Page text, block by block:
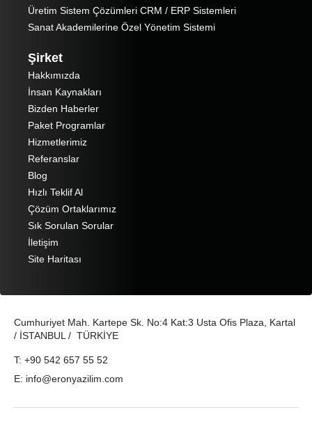
Üretim Sistem Çözümleri CRM / ERP Sistemleri
Sanat Akademilerine Özel Yönetim Sistemi
Şirket
Hakkımızda
İnsan Kaynakları
Bizden Haberler
Paket Programlar
Hizmetlerimiz
Referanslar
Blog
Hızlı Teklif Al
Çözüm Ortaklarımız
Sık Sorulan Sorular
İletişim
Site Haritası
Cumhuriyet Mah. Kartepe Sk. No:4 Kat:3 Usta Ofis Plaza, Kartal
/ İSTANBUL / TÜRKİYE
T: +90 542 657 55 52
E: info@eronyazilim.com